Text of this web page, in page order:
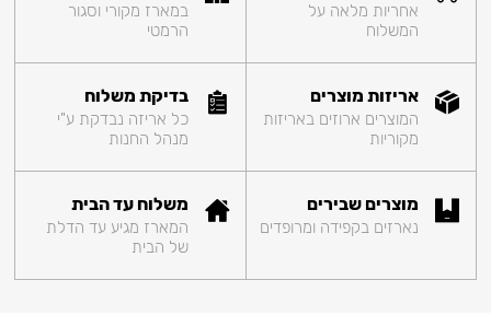
אחריות מלאה על
המשלוח
במארז מקורי וסגור
הרמטי
אריזות מוצרים
המוצרים ארוזים באריזות
מקוריות
בדיקת משלוח
כל אריזה נבדקת ע"י
מנהל החנות
מוצרים שבירים
נארזים בקפידה ומרופדים
משלוח עד הבית
המארז מגיע עד הדלת
של הבית